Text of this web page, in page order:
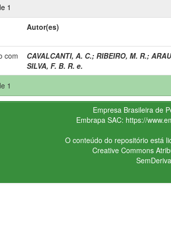
1
Autor(es)
com
CAVALCANTI, A. C.; RIBEIRO, M. R.;
SILVA, F. B. R. e.
1
Empresa Brasileira de
Embrapa SAC: https://
O conteúdo do repositório está
Creative Commons